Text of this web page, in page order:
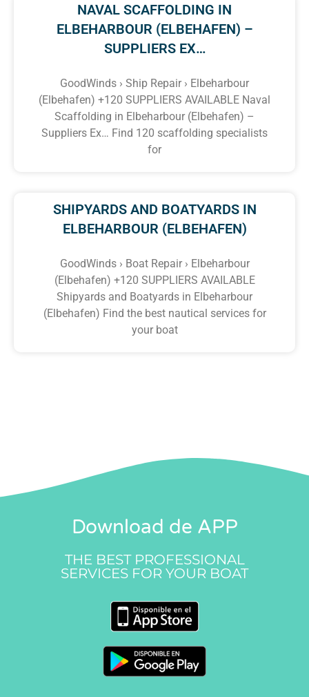
NAVAL SCAFFOLDING IN
ELBEHARBOUR (ELBEHAFEN) –
SUPPLIERS EX…
GoodWinds › Ship Repair › Elbeharbour
(Elbehafen) +120 SUPPLIERS AVAILABLE Naval
Scaffolding in Elbeharbour (Elbehafen) –
Suppliers Ex… Find 120 scaffolding specialists
for
SHIPYARDS AND BOATYARDS IN
ELBEHARBOUR (ELBEHAFEN)
GoodWinds › Boat Repair › Elbeharbour
(Elbehafen) +120 SUPPLIERS AVAILABLE
Shipyards and Boatyards in Elbeharbour
(Elbehafen) Find the best nautical services for
your boat
Download de APP
THE BEST PROFESSIONAL
SERVICES FOR YOUR BOAT